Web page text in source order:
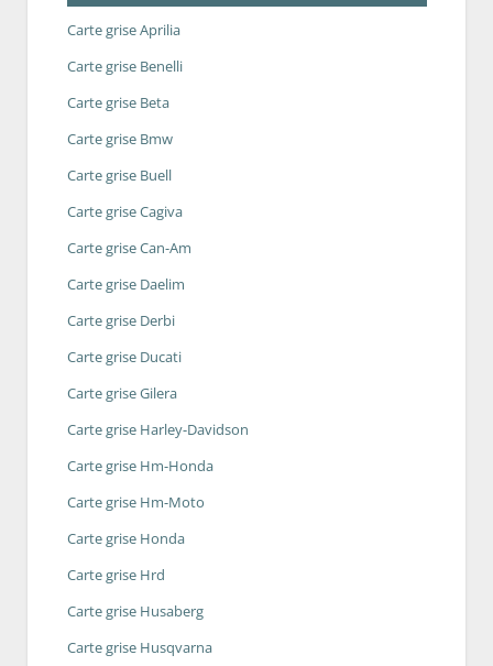
Carte grise Aprilia
Carte grise Benelli
Carte grise Beta
Carte grise Bmw
Carte grise Buell
Carte grise Cagiva
Carte grise Can-Am
Carte grise Daelim
Carte grise Derbi
Carte grise Ducati
Carte grise Gilera
Carte grise Harley-Davidson
Carte grise Hm-Honda
Carte grise Hm-Moto
Carte grise Honda
Carte grise Hrd
Carte grise Husaberg
Carte grise Husqvarna